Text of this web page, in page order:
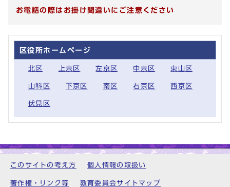
お電話の際はお掛け間違いにご注意ください
区役所ホームページ
北区 上京区 左京区 中京区 東山区
山科区 下京区 南区 右京区 西京区
伏見区
このサイトの考え方 個人情報の取扱い
著作権・リンク等 教育委員会サイトマップ